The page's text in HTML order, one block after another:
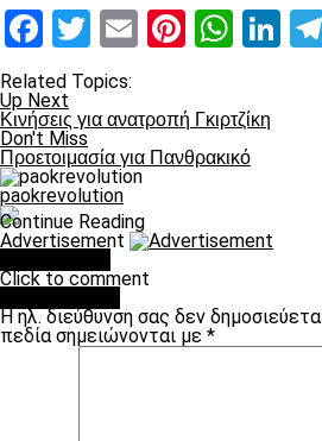
Facebook
Twitter
Email
Related Topics:
Up Next
Κινήσεις για ανατροπή Γκιρτζίκη
Don't Miss
Προετοιμασία για Πανθρακικό
paokrevolution
Continue Reading
Advertisement
Click to comment
Η ηλ. διεύθυνση σας δεν
πεδία σημειώνονται με *